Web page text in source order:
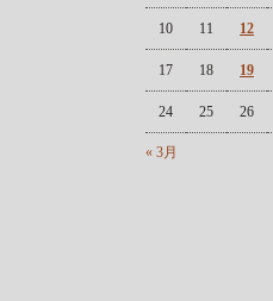
« 3月
10 11 12
17 18 19
24 25 26